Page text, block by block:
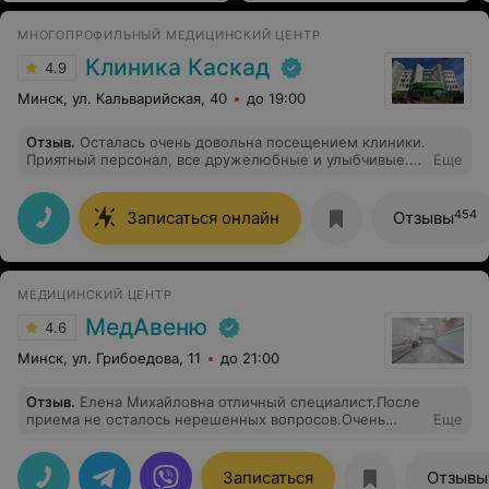
МНОГОПРОФИЛЬНЫЙ МЕДИЦИНСКИЙ ЦЕНТР
4.9 Клиника Каскад
Минск, ул. Кальварийская, 40 до 19:00
Отзыв. Осталась очень довольна посещением клиники.
Приятный персонал, все дружелюбные и улыбчивые.
Помогла разобраться в моей проблеме и назначить
правильное лечение
Еще
Записаться онлайн Отзывы454
МЕДИЦИНСКИЙ ЦЕНТР
4.6 МедАвеню
Минск, ул. Грибоедова, 11 до 21:00
Отзыв. Елена Михайловна отличный специалист.После
приема не осталось нерешенных вопросов.Очень
решает без лишних назначений.всегда комфортный
прием.
Еще
Записаться Отзывы